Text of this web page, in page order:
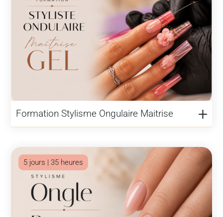
Formation Stylisme Ongulaire Maitrise
5 jours | 35 heures